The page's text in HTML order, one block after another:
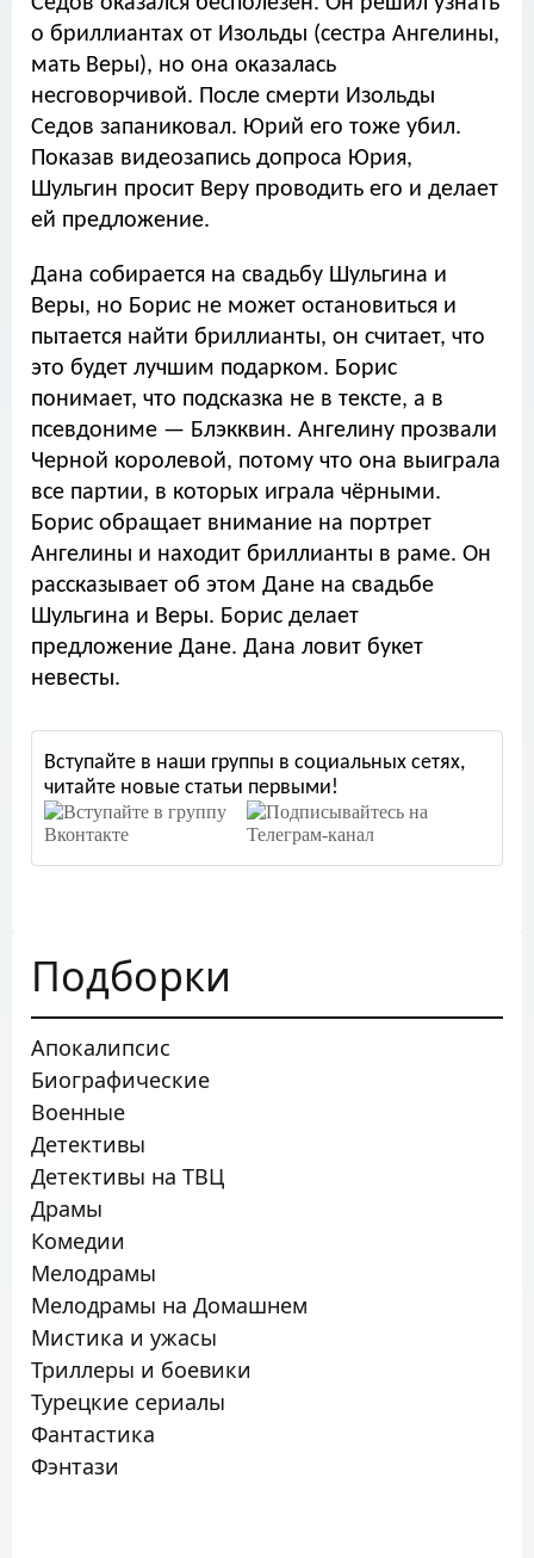
о бриллиантах от Изольды (сестра Ангелины,
мать Веры), но она оказалась
несговорчивой. После смерти Изольды
Седов запаниковал. Юрий его тоже убил.
Показав видеозапись допроса Юрия,
Шульгин просит Веру проводить его и делает
ей предложение.
Дана собирается на свадьбу Шульгина и
Веры, но Борис не может остановиться и
пытается найти бриллианты, он считает, что
это будет лучшим подарком. Борис
понимает, что подсказка не в тексте, а в
псевдониме — Блэкквин. Ангелину прозвали
Черной королевой, потому что она выиграла
все партии, в которых играла чёрными.
Борис обращает внимание на портрет
Ангелины и находит бриллианты в раме. Он
рассказывает об этом Дане на свадьбе
Шульгина и Веры. Борис делает
предложение Дане. Дана ловит букет
невесты.
Вступайте в наши группы в социальных сетях,
читайте новые статьи первыми!
Подборки
Апокалипсис
Биографические
Военные
Детективы
Детективы на ТВЦ
Драмы
Комедии
Мелодрамы
Мелодрамы на Домашнем
Мистика и ужасы
Триллеры и боевики
Турецкие сериалы
Фантастика
Фэнтази